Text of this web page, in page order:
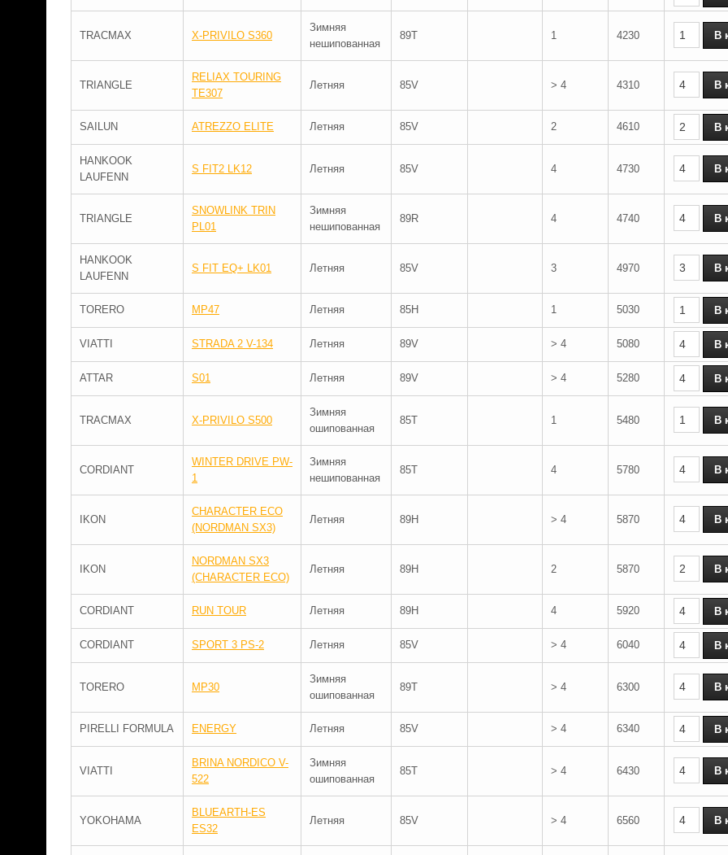
TRACMAX X-PRIVILO S360
Зимняя
нешипованная
89T 1 4230
TRIANGLE
RELIAX TOURING
TE307
Летняя 85V > 4 4310
SAILUN ATREZZO ELITE Летняя 85V 2 4610
HANKOOK
LAUFENN
S FIT2 LK12 Летняя 85V 4 4730
TRIANGLE
SNOWLINK TRIN
PL01
Зимняя
нешипованная
89R 4 4740
HANKOOK
LAUFENN
S FIT EQ+ LK01 Летняя 85V 3 4970
TORERO MP47 Летняя 85H 1 5030
VIATTI STRADA 2 V-134 Летняя 89V > 4 5080
ATTAR S01 Летняя 89V > 4 5280
TRACMAX X-PRIVILO S500
Зимняя
ошипованная
85T 1 5480
CORDIANT
WINTER DRIVE PW-
1
Зимняя
нешипованная
85T 4 5780
IKON
CHARACTER ECO
(NORDMAN SX3)
Летняя 89H > 4 5870
IKON
NORDMAN SX3
(CHARACTER ECO)
Летняя 89H 2 5870
CORDIANT RUN TOUR Летняя 89H 4 5920
CORDIANT SPORT 3 PS-2 Летняя 85V > 4 6040
TORERO MP30
Зимняя
ошипованная
89T > 4 6300
PIRELLI FORMULA ENERGY Летняя 85V > 4 6340
VIATTI
BRINA NORDICO V-
522
Зимняя
ошипованная
85T > 4 6430
YOKOHAMA
BLUEARTH-ES
ES32
Летняя 85V > 4 6560